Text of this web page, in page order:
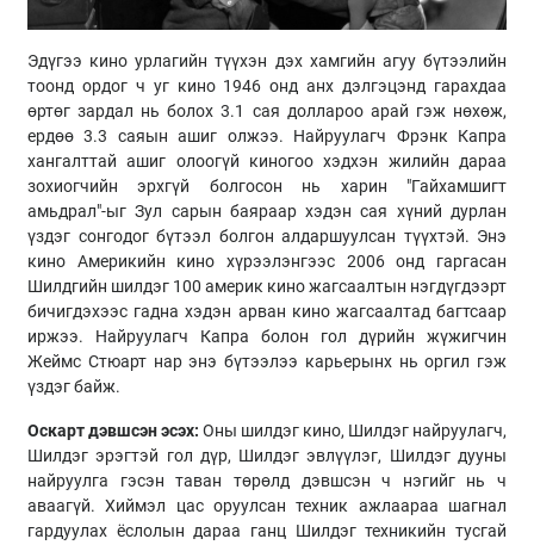
Эдүгээ кино урлагийн түүхэн дэх хамгийн агуу бүтээлийн
тоонд ордог ч уг кино 1946 онд анх дэлгэцэнд гарахдаа
өртөг зардал нь болох 3.1 сая доллароо арай гэж нөхөж,
ердөө 3.3 саяын ашиг олжээ. Найруулагч Фрэнк Капра
хангалттай ашиг олоогүй киногоо хэдхэн жилийн дараа
зохиогчийн эрхгүй болгосон нь харин "Гайхамшигт
амьдрал"-ыг Зул сарын баяраар хэдэн сая хүний дурлан
үздэг сонгодог бүтээл болгон алдаршуулсан түүхтэй. Энэ
кино Америкийн кино хүрээлэнгээс 2006 онд гаргасан
Шилдгийн шилдэг 100 америк кино жагсаалтын нэгдүгдээрт
бичигдэхээс гадна хэдэн арван кино жагсаалтад багтсаар
иржээ. Найруулагч Капра болон гол дүрийн жүжигчин
Жеймс Стюарт нар энэ бүтээлээ карьерынх нь оргил гэж
үздэг байж.
Оскарт дэвшсэн эсэх: Оны шилдэг кино, Шилдэг найруулагч,
Шилдэг эрэгтэй гол дүр, Шилдэг эвлүүлэг, Шилдэг дууны
найруулга гэсэн таван төрөлд дэвшсэн ч нэгийг нь ч
аваагүй. Хиймэл цас оруулсан техник ажлаараа шагнал
гардуулах ёслолын дараа ганц Шилдэг техникийн тусгай